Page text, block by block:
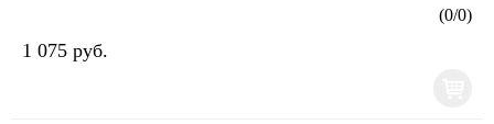
(0/0)
1 075 руб.